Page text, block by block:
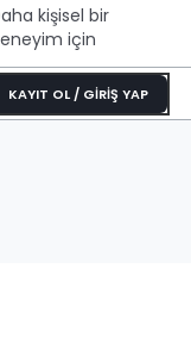
kişisel bir
için
KAYIT OL / GİRİŞ YAP